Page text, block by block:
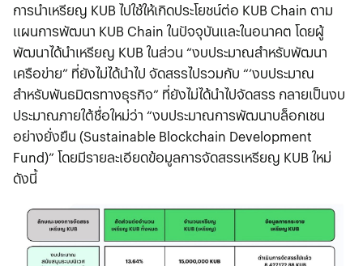
การนำเหรียญ KUB ไปใช้ให้เกิดประโยชน์ต่อ KUB Chain ตาม
แผนการพัฒนา KUB Chain ในปัจจุบันและในอนาคต โดยผู้
พัฒนาได้นำเหรียญ KUB ในส่วน “งบประมาณสำหรับพัฒนา
เครือข่าย” ที่ยังไม่ได้นำไป จัดสรรไปรวมกับ “’งบประมาณ
สำหรับพันธมิตรทางธุรกิจ” ที่ยังไม่ได้นำไปจัดสรร กลายเป็นงบ
ประมาณภายใต้ชื่อใหม่ว่า “งบประมาณการพัฒนาบล็อกเชน
อย่างยั่งยืน (Sustainable Blockchain Development
Fund)” โดยมีรายละเอียดข้อมูลการจัดสรรเหรียญ KUB ใหม่
ดังนี้